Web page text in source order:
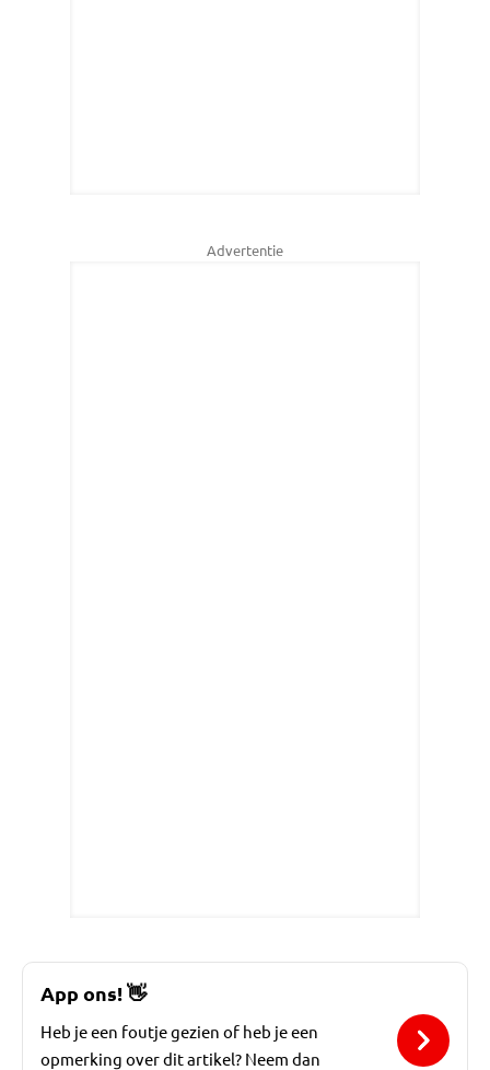
Advertentie
App ons!👋
Heb je een foutje gezien of heb je een
opmerking over dit artikel? Neem dan